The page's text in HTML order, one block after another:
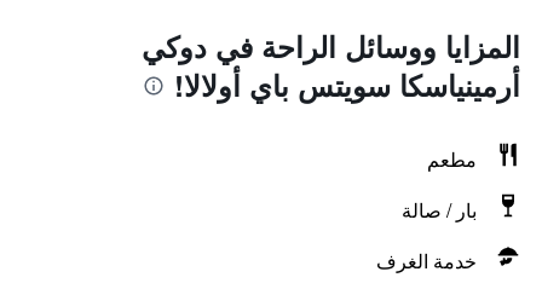
المزايا ووسائل الراحة في دوكي
أرمينياسكا سويتس باي أولالا!
مطعم
بار / صالة
خدمة الغرف